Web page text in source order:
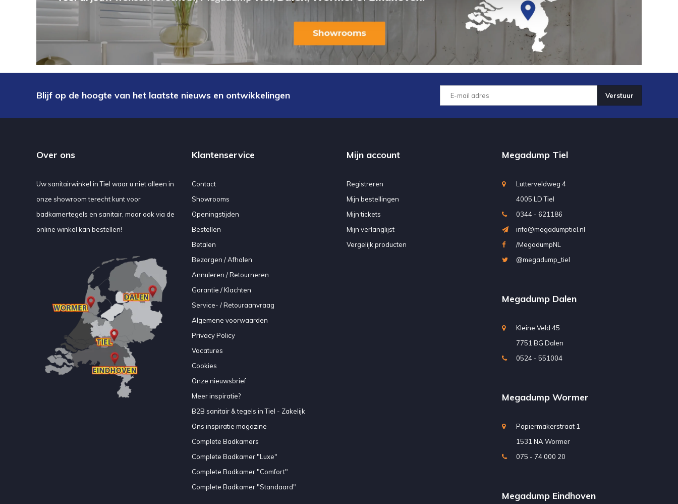
Blijf op de hoogte van het laatste nieuws en ontwikkelingen Verstuur
Over ons
Uw sanitairwinkel in Tiel waar u niet alleen in
onze showroom terecht kunt voor
badkamertegels en sanitair, maar ook via de
online winkel kan bestellen!
Klantenservice
Contact
Showrooms
Openingstijden
Bestellen
Betalen
Bezorgen / Afhalen
Annuleren / Retourneren
Garantie / Klachten
Service- / Retouraanvraag
Algemene voorwaarden
Privacy Policy
Vacatures
Cookies
Onze nieuwsbrief
Meer inspiratie?
B2B sanitair & tegels in Tiel - Zakelijk
Ons inspiratie magazine
Complete Badkamers
Complete Badkamer "Luxe"
Complete Badkamer "Comfort"
Complete Badkamer "Standaard"
Mijn account
Registreren
Mijn bestellingen
Mijn tickets
Mijn verlanglijst
Vergelijk producten
Megadump Tiel
Lutterveldweg 4
4005 LD Tiel
0344 - 621186
info@megadumptiel.nl
/MegadumpNL
@megadump_tiel
Megadump Dalen
Kleine Veld 45
7751 BG Dalen
0524 - 551004
Megadump Wormer
Papiermakerstraat 1
1531 NA Wormer
075 - 74 000 20
Megadump Eindhoven